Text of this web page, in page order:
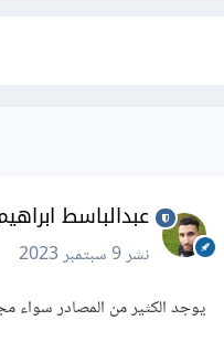
عبدالباسط ابراهيم
نشر9 سبتمبر 2023
يوجد الكثير من المصادر سواء